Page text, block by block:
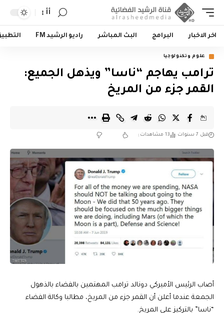
أأ
اخر الاخبار البرامج البث المباشر راديو الرشيد FM
علوم وتكنولوجيا
ترامب يهاجم “ناسا” ويذهل الجميع:
القمر جزء من المريخ
قبل 7 سنوات 13 مشاهدات
أصاب الرئيس الأميركي دونالد ترامب المهتمين بالفضاء بالذهول
الجمعة عندما أعلن أن القمر جزء من المريخ، مطالبا وكالة الفضاء
“ناسا” بالتركيز على المريخ.